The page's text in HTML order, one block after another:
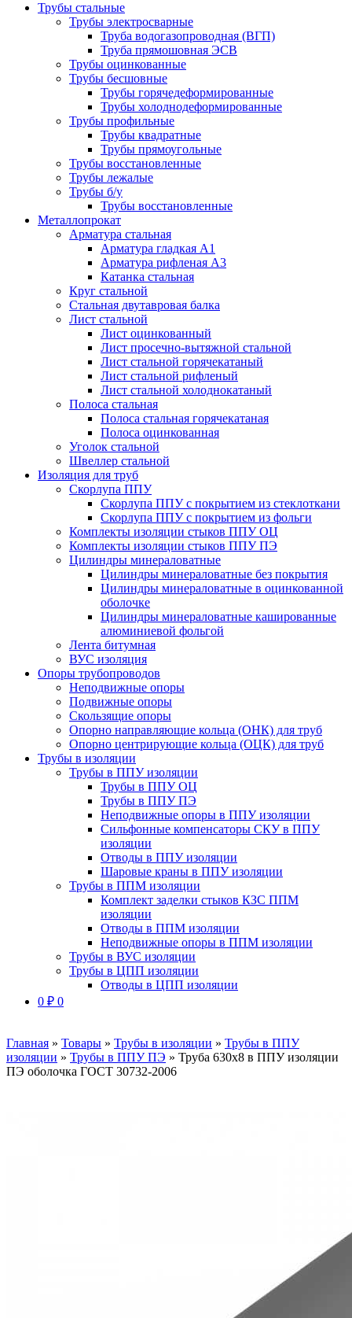
Трубы стальные
Трубы электросварные
Труба водогазопроводная (ВГП)
Труба прямошовная ЭСВ
Трубы оцинкованные
Трубы бесшовные
Трубы горячедеформированные
Трубы холоднодеформированные
Трубы профильные
Трубы квадратные
Трубы прямоугольные
Трубы восстановленные
Трубы лежалые
Трубы б/у
Трубы восстановленные
Металлопрокат
Арматура стальная
Арматура гладкая А1
Арматура рифленая А3
Катанка стальная
Круг стальной
Стальная двутавровая балка
Лист стальной
Лист оцинкованный
Лист просечно-вытяжной стальной
Лист стальной горячекатаный
Лист стальной рифленый
Лист стальной холоднокатаный
Полоса стальная
Полоса стальная горячекатаная
Полоса оцинкованная
Уголок стальной
Швеллер стальной
Изоляция для труб
Скорлупа ППУ
Скорлупа ППУ с покрытием из стеклоткани
Скорлупа ППУ с покрытием из фольги
Комплекты изоляции стыков ППУ ОЦ
Комплекты изоляции стыков ППУ ПЭ
Цилиндры минераловатные
Цилиндры минераловатные без покрытия
Цилиндры минераловатные в оцинкованной
оболочке
Цилиндры минераловатные кашированные
алюминиевой фольгой
Лента битумная
ВУС изоляция
Опоры трубопроводов
Неподвижные опоры
Подвижные опоры
Скользящие опоры
Опорно направляющие кольца (ОНК) для труб
Опорно центрирующие кольца (ОЦК) для труб
Трубы в изоляции
Трубы в ППУ изоляции
Трубы в ППУ ОЦ
Трубы в ППУ ПЭ
Неподвижные опоры в ППУ изоляции
Сильфонные компенсаторы СКУ в ППУ
изоляции
Отводы в ППУ изоляции
Шаровые краны в ППУ изоляции
Трубы в ППМ изоляции
Комплект заделки стыков КЗС ППМ
изоляции
Отводы в ППМ изоляции
Неподвижные опоры в ППМ изоляции
Трубы в ВУС изоляции
Трубы в ЦПП изоляции
Отводы в ЦПП изоляции
0 ₽ 0
Главная » Товары » Трубы в изоляции » Трубы в ППУ
изоляции » Трубы в ППУ ПЭ » Труба 630х8 в ППУ изоляции
ПЭ оболочка ГОСТ 30732-2006